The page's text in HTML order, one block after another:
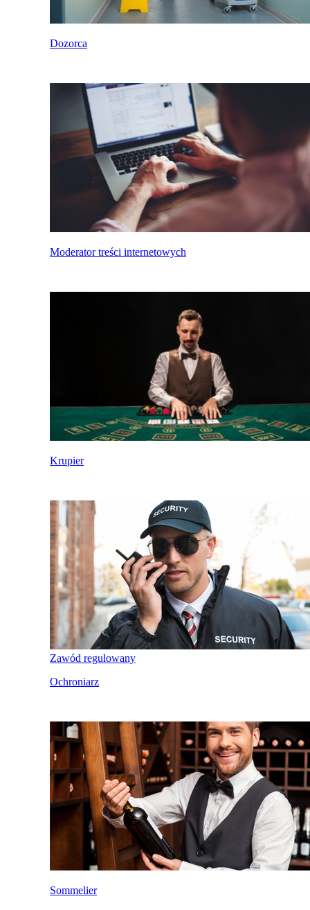
Dozorca
Moderator treści internetowych
Krupier
Zawód regulowany
Ochroniarz
Sommelier